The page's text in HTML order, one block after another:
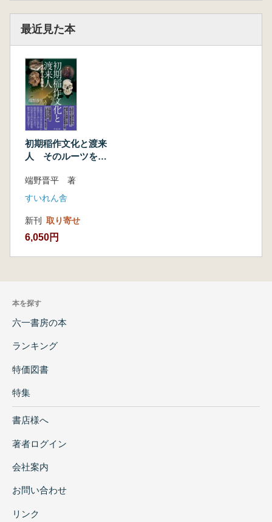
最近見た本
初期稲作文化と渡来
人 そのルーツを探
端野晋平 著
すいれん舎
新刊 取り寄せ
6,050円
本を探す
六一書房の本
ランキング
特価図書
特集
書店様へ
著者ログイン
会社案内
お問い合わせ
リンク